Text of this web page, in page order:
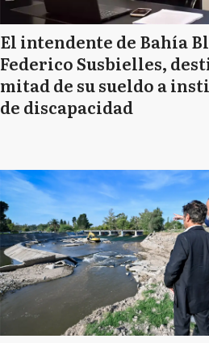
El intendente de Bahía
Federico Susbielles,
mitad de su sueldo a
de discapacidad